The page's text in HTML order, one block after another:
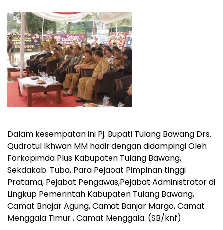
Dalam kesempatan ini Pj. Bupati Tulang Bawang Drs.
Qudrotul Ikhwan MM hadir dengan didampingi Oleh
Forkopimda Plus Kabupaten Tulang Bawang,
Sekdakab. Tuba, Para Pejabat Pimpinan tinggi
Pratama, Pejabat Pengawas,Pejabat Administrator di
Lingkup Pemerintah Kabupaten Tulang Bawang,
Camat Bnajar Agung, Camat Banjar Margo, Camat
Menggala Timur , Camat Menggala. (SB/knf)